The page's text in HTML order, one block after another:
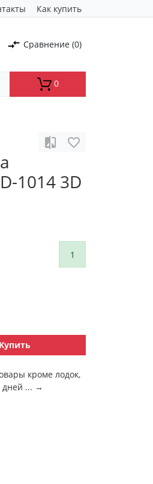
Как купить
Сравнение (0)
0
1014 3D
1
Купить
кроме лодок,
дней ... →